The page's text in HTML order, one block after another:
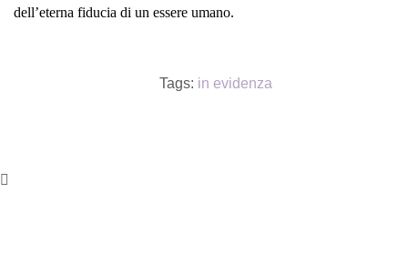
dell’eterna fiducia di un essere umano.
Tags: in evidenza